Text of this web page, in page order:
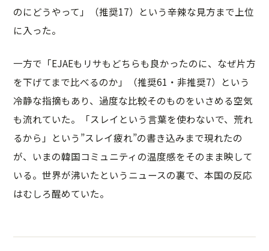
のにどうやって」（推奨17）という辛辣な見方まで上位
に入った。
一方で「EJAEもリサもどちらも良かったのに、なぜ片方
を下げてまで比べるのか」（推奨61・非推奨7）という
冷静な指摘もあり、過度な比較そのものをいさめる空気
も流れていた。「スレイという言葉を使わないで、荒れ
るから」という”スレイ疲れ”の書き込みまで現れたの
が、いまの韓国コミュニティの温度感をそのまま映して
いる。世界が沸いたというニュースの裏で、本国の反応
はむしろ醒めていた。